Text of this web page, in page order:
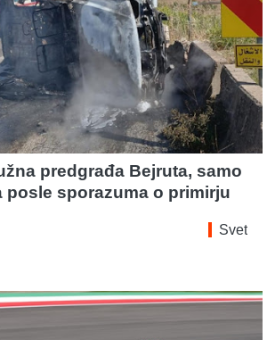
predgrađa Bejruta, samo
posle sporazuma o primirju
Svet